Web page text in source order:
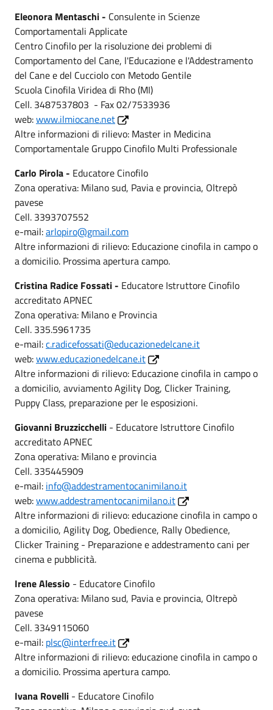
Eleonora Mentaschi - Consulente in Scienze
Comportamentali Applicate
Centro Cinofilo per la risoluzione dei problemi di
Comportamento del Cane, l'Educazione e l'Addestramento
del Cane e del Cucciolo con Metodo Gentile
Scuola Cinofila Viridea di Rho (MI)
Cell. 3487537803 - Fax 02/7533936
web:www.ilmiocane.net
Altre informazioni di rilievo: Master in Medicina
Comportamentale Gruppo Cinofilo Multi Professionale
Carlo Pirola - Educatore Cinofilo
Zona operativa: Milano sud, Pavia e provincia, Oltrepò
pavese
Cell. 3393707552
e-mail:arlopiro@gmail.com
Altre informazioni di rilievo: Educazione cinofila in campo o
a domicilio. Prossima apertura campo.
Cristina Radice Fossati - Educatore Istruttore Cinofilo
accreditato APNEC
Zona operativa: Milano e Provincia
Cell. 335.5961735
e-mail:c.radicefossati@educazionedelcane.it
web:www.educazionedelcane.it
Altre informazioni di rilievo: Educazione cinofila in campo o
a domicilio, avviamento Agility Dog, Clicker Training,
Puppy Class, preparazione per le esposizioni.
Giovanni Bruzzicchelli - Educatore Istruttore Cinofilo
accreditato APNEC
Zona operativa: Milano e provincia
Cell. 335445909
e-mail: info@addestramentocanimilano.it
web:www.addestramentocanimilano.it
Altre informazioni di rilievo: educazione cinofila in campo o
a domicilio, Agility Dog, Obedience, Rally Obedience,
Clicker Training - Preparazione e addestramento cani per
cinema e pubblicità.
Irene Alessio - Educatore Cinofilo
Zona operativa: Milano sud, Pavia e provincia, Oltrepò
pavese
Cell. 3349115060
e-mail: plsc@interfree.it
Altre informazioni di rilievo: educazione cinofila in campo o
a domicilio. Prossima apertura campo.
Ivana Rovelli - Educatore Cinofilo